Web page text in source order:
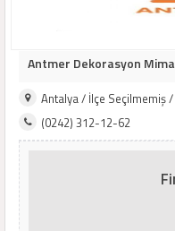
Antmer Dekorasyon
Antalya / İlçe Seçilmemiş
(0242) 312-12-62